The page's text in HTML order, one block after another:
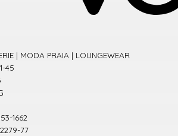
| MODA PRAIA | LOUNGEWEAR
45
1662
77